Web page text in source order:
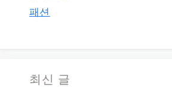
패션
최신 글